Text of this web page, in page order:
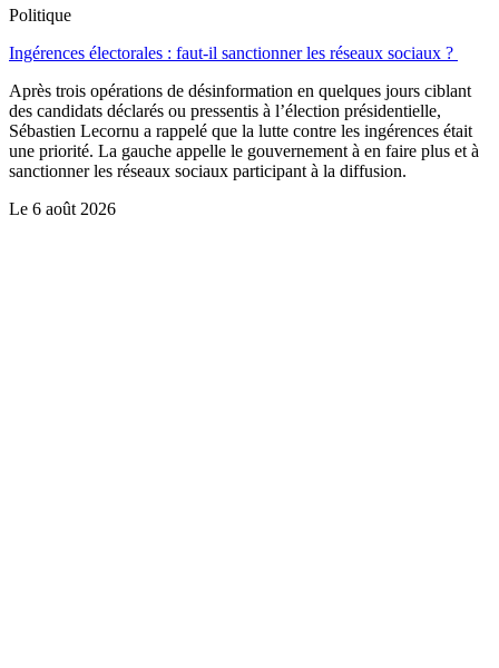
Politique
Ingérences électorales : faut-il sanctionner les réseaux sociaux ?
Après trois opérations de désinformation en quelques jours ciblant
des candidats déclarés ou pressentis à l’élection présidentielle,
Sébastien Lecornu a rappelé que la lutte contre les ingérences était
une priorité. La gauche appelle le gouvernement à en faire plus et à
sanctionner les réseaux sociaux participant à la diffusion.
Le 6 août 2026